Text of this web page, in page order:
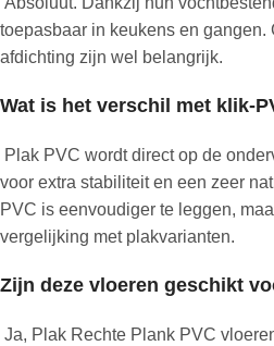
toepasbaar in keukens en gangen.
afdichting zijn wel belangrijk.
Wat is het verschil met klik-
Plak PVC wordt direct op de
voor extra stabiliteit en een zeer
PVC is eenvoudiger te leggen,
vergelijking met plakvarianten.
Zijn deze vloeren geschikt
Ja, Plak Rechte Plank PVC